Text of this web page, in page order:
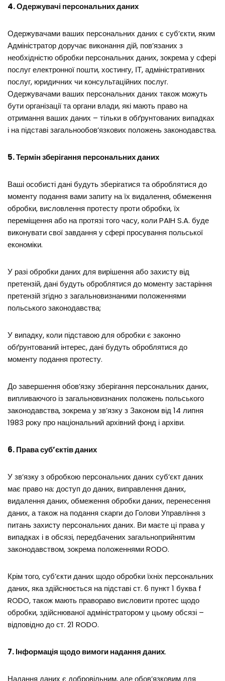
4. Одержувачі персональних даних
Одержувачами ваших персональних даних є суб’єкти, яким
Адміністратор доручає виконання дій, пов’язаних з
необхідністю обробки персональних даних, зокрема у сфері
послуг електронної пошти, хостингу, ІТ, адміністративних
послуг, юридичних чи консультаційних послуг.
Одержувачами ваших персональних даних також можуть
бути організації та органи влади, які мають право на
отримання ваших даних – тільки в обґрунтованих випадках
і на підставі загальнообов’язкових положень законодавства.
5. Термін зберігання персональних даних
Ваші особисті дані будуть зберігатися та оброблятися до
моменту подання вами запиту на їх видалення, обмеження
обробки, висловлення протесту проти обробки, їх
переміщення або на протязі того часу, коли PAIH S.A. буде
виконувати свої завдання у сфері просування польської
економіки.
У разі обробки даних для вирішення або захисту від
претензій, дані будуть оброблятися до моменту застаріння
претензій згідно з загальновизнаними положеннями
польського законодавства;
У випадку, коли підставою для обробки є законно
обґрунтований інтерес, дані будуть оброблятися до
моменту подання протесту.
До завершення обов’язку зберігання персональних даних,
випливаючого із загальновизнаних положень польського
законодавства, зокрема у зв’язку з Законом від 14 липня
1983 року про національний архівний фонд і архіви.
6. Права суб’єктів даних
У зв’язку з обробкою персональних даних суб’єкт даних
має право на: доступ до даних, виправлення даних,
видалення даних, обмеження обробки даних, перенесення
даних, а також на подання скарги до Голови Управління з
питань захисту персональних даних. Ви маєте ці права у
випадках і в обсязі, передбачених загальноприйнятим
законодавством, зокрема положеннями RODO.
Крім того, суб’єкти даних щодо обробки їхніх персональних
даних, яка здійснюється на підставі ст. 6 пункт 1 буква f
RODO, також мають правораво висловити протес щодо
обробки, здійснюваної адміністратором у цьому обсязі –
відповідно до ст. 21 RODO.
7. Інформація щодо вимоги надання даних.
Надання даних є добровільним, але обов’язковим для